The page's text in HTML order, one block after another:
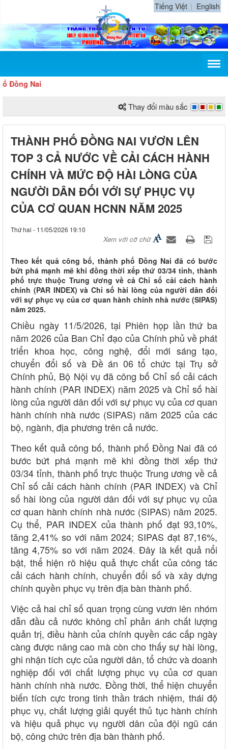
Tiếng Việt English
Nai
Thay đổi màu sắc
THÀNH PHỐ ĐỒNG NAI VƯƠN LÊN
TOP 3 CẢ NƯỚC VỀ CẢI CÁCH HÀNH
CHÍNH VÀ MỨC ĐỘ HÀI LÒNG CỦA
NGƯỜI DÂN ĐỐI VỚI SỰ PHỤC VỤ
CỦA CƠ QUAN HCNN NĂM 2025
Thứ hai - 11/05/2026 19:10
Xem với cỡ chữ
Theo kết quả công bố, thành phố Đồng Nai đã có bước
bứt phá mạnh mẽ khi đồng thời xếp thứ 03/34 tỉnh, thành
phố trực thuộc Trung ương về cả Chỉ số cải cách hành
chính (PAR INDEX) và Chỉ số hài lòng của người dân đối
với sự phục vụ của cơ quan hành chính nhà nước (SIPAS)
năm 2025.
Chiều ngày 11/5/2026, tại Phiên họp lần thứ ba
năm 2026 của Ban Chỉ đạo của Chính phủ về phát
triển khoa học, công nghệ, đổi mới sáng tạo,
chuyển đổi số và Đề án 06 tổ chức tại Trụ sở
Chính phủ, Bộ Nội vụ đã công bố Chỉ số cải cách
hành chính (PAR INDEX) năm 2025 và Chỉ số hài
lòng của người dân đối với sự phục vụ của cơ quan
hành chính nhà nước (SIPAS) năm 2025 của các
bộ, ngành, địa phương trên cả nước.
Theo kết quả công bố, thành phố Đồng Nai đã có
bước bứt phá mạnh mẽ khi đồng thời xếp thứ
03/34 tỉnh, thành phố trực thuộc Trung ương về cả
Chỉ số cải cách hành chính (PAR INDEX) và Chỉ
số hài lòng của người dân đối với sự phục vụ của
cơ quan hành chính nhà nước (SIPAS) năm 2025.
Cụ thể, PAR INDEX của thành phố đạt 93,10%,
tăng 2,41% so với năm 2024; SIPAS đạt 87,16%,
tăng 4,75% so với năm 2024. Đây là kết quả nổi
bật, thể hiện rõ hiệu quả thực chất của công tác
cải cách hành chính, chuyển đổi số và xây dựng
chính quyền phục vụ trên địa bàn thành phố.
Việc cả hai chỉ số quan trọng cùng vươn lên nhóm
dẫn đầu cả nước không chỉ phản ánh chất lượng
quản trị, điều hành của chính quyền các cấp ngày
càng được nâng cao mà còn cho thấy sự hài lòng,
ghi nhận tích cực của người dân, tổ chức và doanh
nghiệp đối với chất lượng phục vụ của cơ quan
hành chính nhà nước. Đồng thời, thể hiện chuyển
biến tích cực trong tinh thần trách nhiệm, thái độ
phục vụ, chất lượng giải quyết thủ tục hành chính
và hiệu quả phục vụ người dân của đội ngũ cán
bộ, công chức trên địa bàn thành phố.